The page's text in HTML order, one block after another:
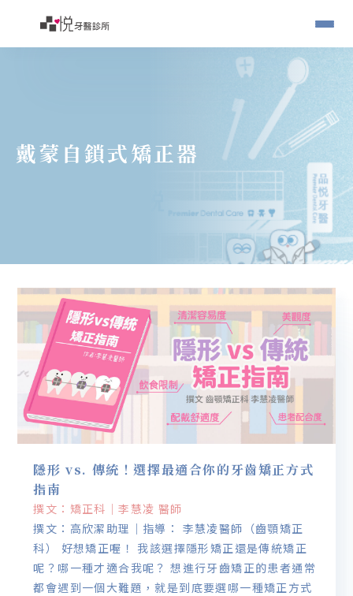
戴蒙自鎖式矯正器
隱形 vs. 傳統！選擇最適合你的牙齒矯正方式
指南
撰文：矯正科｜李慧凌 醫師
撰文：高欣潔助理｜指導： 李慧凌醫師（齒顎矯正
科） 好想矯正喔！ 我該選擇隱形矯正還是傳統矯正
呢？哪一種才適合我呢？ 想進行牙齒矯正的患者通常
都會遇到一個大難題，就是到底要選哪一種矯正方式